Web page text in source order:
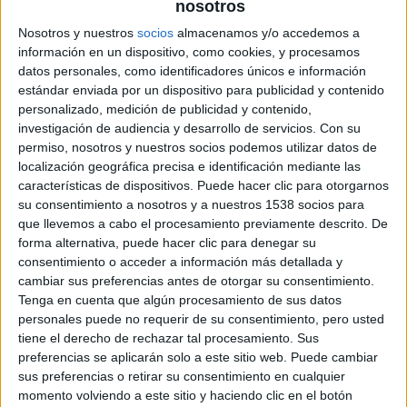
nosotros
Nosotros y nuestros socios almacenamos y/o accedemos a
información en un dispositivo, como cookies, y procesamos
datos personales, como identificadores únicos e información
estándar enviada por un dispositivo para publicidad y contenido
personalizado, medición de publicidad y contenido,
investigación de audiencia y desarrollo de servicios. Con su
permiso, nosotros y nuestros socios podemos utilizar datos de
localización geográfica precisa e identificación mediante las
características de dispositivos. Puede hacer clic para otorgarnos
su consentimiento a nosotros y a nuestros 1538 socios para
que llevemos a cabo el procesamiento previamente descrito. De
forma alternativa, puede hacer clic para denegar su
consentimiento o acceder a información más detallada y
cambiar sus preferencias antes de otorgar su consentimiento.
Tenga en cuenta que algún procesamiento de sus datos
personales puede no requerir de su consentimiento, pero usted
tiene el derecho de rechazar tal procesamiento. Sus
preferencias se aplicarán solo a este sitio web. Puede cambiar
sus preferencias o retirar su consentimiento en cualquier
momento volviendo a este sitio y haciendo clic en el botón
Star Warsse adapta perfectamente a la
experiencia cinematográfica inmersiva del 3D, y el
Episodio Icuenta con algunas de las secuencias más
impresionantes y espectaculares de la saga, como la
invasión de Naboo o las carreras de vainas de Tatooine,
además de la batalla con sables de luz Darth Maul y los
Jedi.
Os recordamos que, tal y como se había anunciado hace
tiempo, tras el estreno en 3D delEpisodio Iiremos viendo
cada uno de las restantes cinco películas en el mismo
momento en años consecutivos, aunque todo dependerá
de los resultados en taquilla de cada una.
Lucasfilmha tranquilizado a los fans, afirmando que
Industrial Light and Magicha estado supervisando el
meticuloso proceso de conversión, el cual se ha hecho